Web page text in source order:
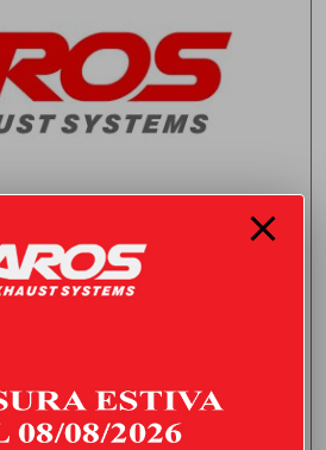
SILENZIATORE